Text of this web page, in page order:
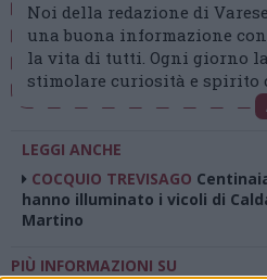
Noi della redazione di
una buona informazione
la vita di tutti. Ogni giorno
stimolare curiosità e spirito
LEGGI ANCHE
COCQUIO TREVISAGO
hanno illuminato i vicoli di
Martino
PIÙ INFORMAZIONI SU